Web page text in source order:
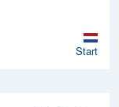
Start